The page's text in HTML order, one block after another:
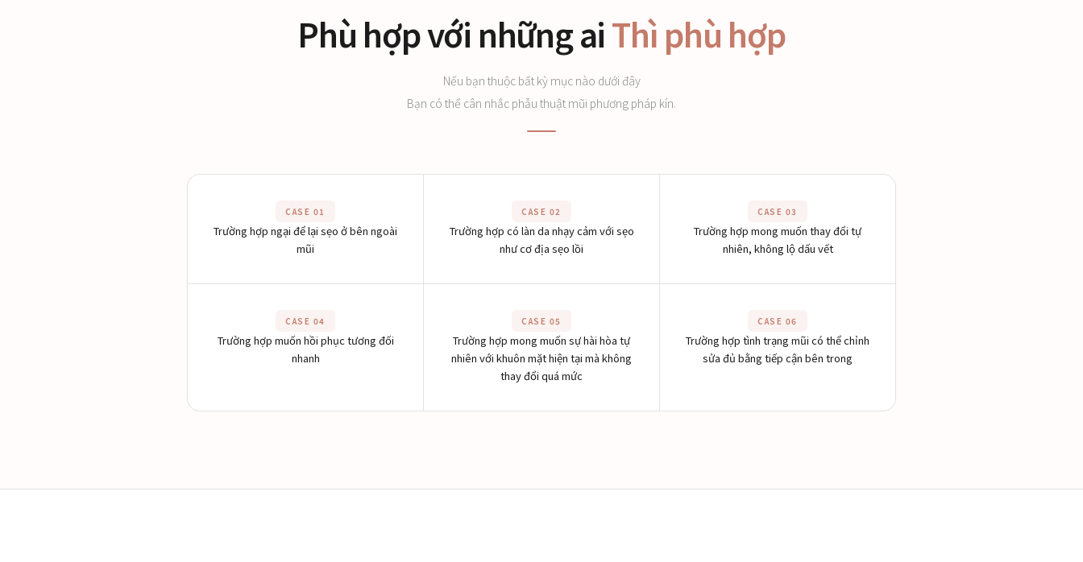
Phù hợp với những aiThì phù hợp
Nếu bạn thuộc bất kỳ mục nào dưới đây
Bạn có thể cân nhắc phẫu thuật mũi phương pháp kín.
CASE 01
Trường hợp ngại để lại sẹo ở bên ngoài
mũi
CASE 02
Trường hợp có làn da nhạy cảm với sẹo
như cơ địa sẹo lồi
CASE 03
Trường hợp mong muốn thay đổi tự
nhiên, không lộ dấu vết
CASE 04
Trường hợp muốn hồi phục tương đối
nhanh
CASE 05
Trường hợp mong muốn sự hài hòa tự
nhiên với khuôn mặt hiện tại mà không
thay đổi quá mức
CASE 06
Trường hợp tình trạng mũi có thể chỉnh
sửa đủ bằng tiếp cận bên trong